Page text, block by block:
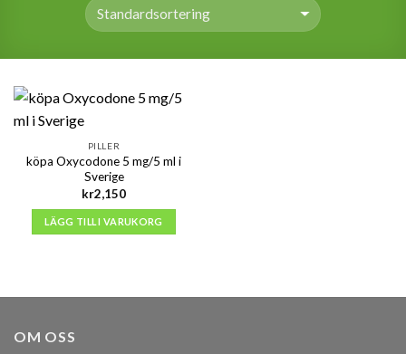
PILLER
köpa Oxycodone 5 mg/5 ml i
Sverige
kr2,150
LÄGG TILL I VARUKORG
OM OSS